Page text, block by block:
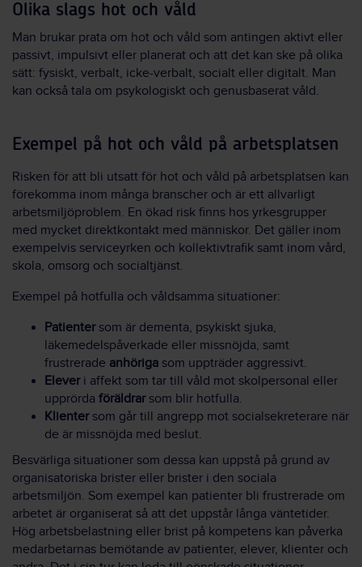
Olika slags hot och våld
Man brukar prata om hot och våld som antingen aktivt eller
passivt, impulsivt eller planerat och att det kan ske på olika
sätt: fysiskt, verbalt, icke-verbalt, socialt eller digitalt. Man
kan också tala om psykologiskt och genusbaserat våld.
Exempel på hot och våld på arbetsplatsen
Risken för att bli utsatt för hot och våld på arbetsplatsen kan
förekomma inom många branscher och är ett allvarligt
arbetsmiljöproblem. En ökad risk finns hos yrkesgrupper
med mycket direktkontakt med människor. Det gäller inom
exempelvis serviceyrken och kollektivtrafik samt inom vård,
skola, omsorg och socialtjänst.
Exempel på hotfulla och våldsamma situationer:
Patientersom är dementa, psykiskt sjuka,
läkemedelspåverkade eller missnöjda, samt
frustrerade anhöriga som uppträder aggressivt.
Eleveri affekt som tar till våld mot skolpersonal eller
upprörda föräldrarsom blir hotfulla.
Klientersom går till angrepp mot socialsekreterare när
de är missnöjda med beslut.
Besvärliga situationer som dessa kan uppstå på grund av
organisatoriska brister eller brister i den sociala
arbetsmiljön. Som exempel kan patienter bli frustrerade om
arbetet är organiserat så att det uppstår långa väntetider.
Hög arbetsbelastning eller brist på kompetens kan påverka
medarbetarnas bemötande av patienter, elever, klienter och